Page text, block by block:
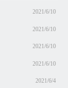
2021/6/10
2021/6/10
2021/6/10
2021/6/10
2021/6/4